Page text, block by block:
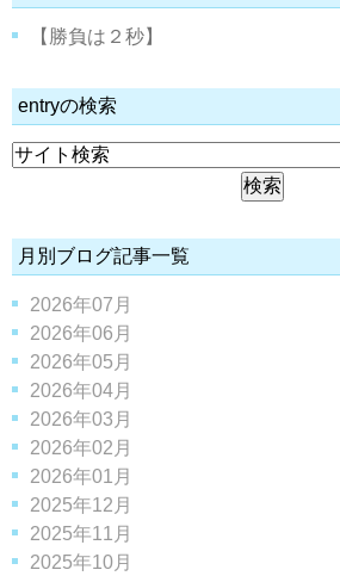
【勝負は２秒】
entryの検索
月別ブログ記事一覧
2026年07月
2026年06月
2026年05月
2026年04月
2026年03月
2026年02月
2026年01月
2025年12月
2025年11月
2025年10月